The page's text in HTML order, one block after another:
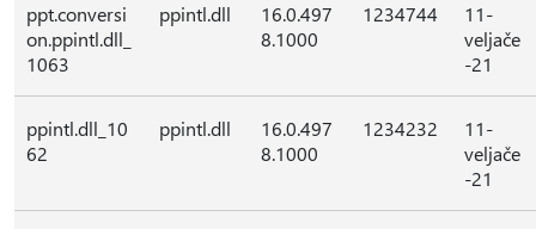
ppt.conversi
on.ppintl.dll_
1063
ppintl.dll
16.0.497
8.1000
1234744
11-
veljače
-21
ppintl.dll_10
62
ppintl.dll
16.0.497
8.1000
1234232
11-
veljače
-21